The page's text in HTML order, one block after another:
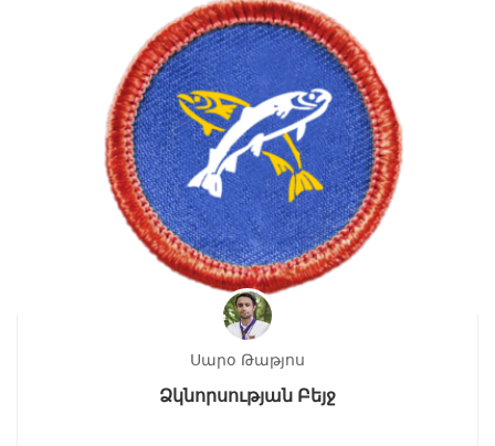
Սարօ Թաթյոս
Ձկնորսության Բեյջ